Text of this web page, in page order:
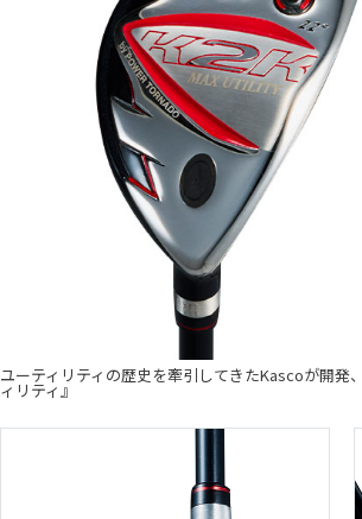
ユーティリティの歴史を牽引してきたKascoが開発
ィリティ』